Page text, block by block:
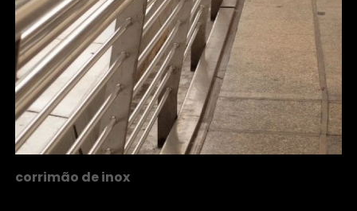
corrimão de inox